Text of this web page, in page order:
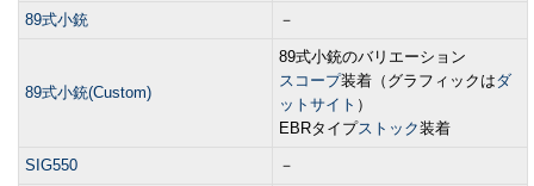
89式小銃 －
89式小銃(Custom)
89式小銃のバリエーション
スコープ装着（グラフィックはダ
ットサイト ）
EBRタイプストック装着
SIG550 －